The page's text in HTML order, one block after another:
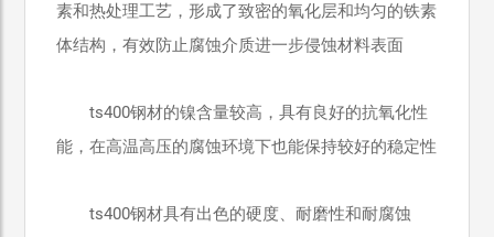
素和热处理工艺，形成了致密的氧化层和均匀的铁素
体结构，有效防止腐蚀介质进一步侵蚀材料表面
ts400钢材的镍含量较高，具有良好的抗氧化性
能，在高温高压的腐蚀环境下也能保持较好的稳定性
ts400钢材具有出色的硬度、耐磨性和耐腐蚀